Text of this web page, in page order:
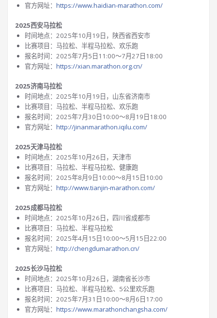
官方网址： https://www.haidian-marathon.com/
2025西安马拉松
时间地点：2025年10月19日，陕西省西安市
比赛项目：马拉松、半程马拉松、欢乐跑
报名时间：2025年7月5日11:00～7月27日18:00
官方网址： https://xian.marathon.org.cn/
2025济南马拉松
时间地点：2025年10月19日，山东省济南市
比赛项目：马拉松、半程马拉松、欢乐跑
报名时间：2025年7月30日10:00～8月19日18:00
官方网址： http://jinanmarathon.iqilu.com/
2025天津马拉松
时间地点：2025年10月26日，天津市
比赛项目：马拉松、半程马拉松、健康跑
报名时间：2025年8月9日10:00～8月15日10:00
官方网址： http://www.tianjin-marathon.com/
2025成都马拉松
时间地点：2025年10月26日，四川省成都市
比赛项目：马拉松、半程马拉松
报名时间：2025年4月15日10:00～5月15日22:00
官方网址： http://chengdumarathon.cn/
2025长沙马拉松
时间地点：2025年10月26日，湖南省长沙市
比赛项目：马拉松、半程马拉松、5公里欢乐跑
报名时间：2025年7月31日10:00～8月6日17:00
官方网址： https://www.marathonchangsha.com/